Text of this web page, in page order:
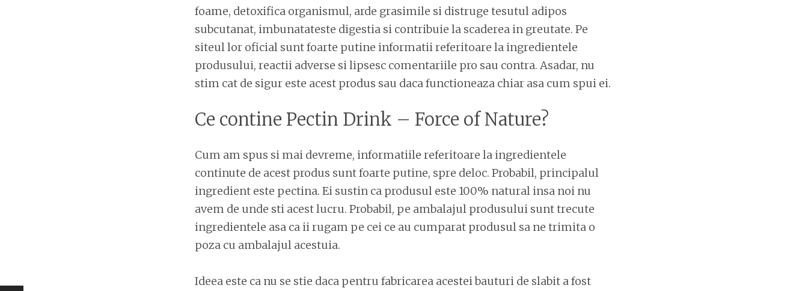
foame, detoxifica organismul, arde grasimile si distruge tesutul adipos
subcutanat, imbunatateste digestia si contribuie la scaderea in greutate. Pe
siteul lor oficial sunt foarte putine informatii referitoare la ingredientele
produsului, reactii adverse si lipsesc comentariile pro sau contra. Asadar, nu
stim cat de sigur este acest produs sau daca functioneaza chiar asa cum spui ei.
Ce contine Pectin Drink – Force of Nature?
Cum am spus si mai devreme, informatiile referitoare la ingredientele
continute de acest produs sunt foarte putine, spre deloc. Probabil, principalul
ingredient este pectina. Ei sustin ca produsul este 100% natural insa noi nu
avem de unde sti acest lucru. Probabil, pe ambalajul produsului sunt trecute
ingredientele asa ca ii rugam pe cei ce au cumparat produsul sa ne trimita o
poza cu ambalajul acestuia.
Ideea este ca nu se stie daca pentru fabricarea acestei bauturi de slabit a fost